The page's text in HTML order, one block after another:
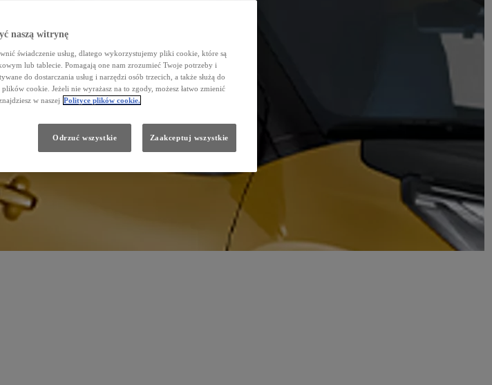
naszą witrynę
świadczenie usług, dlatego wykorzystujemy pliki cookie, które są
lub tablecie. Pomagają one nam zrozumieć Twoje potrzeby i
do dostarczania usług i narzędzi osób trzecich, a także służą do
cookie. Jeżeli nie wyrażasz na to zgody, możesz łatwo zmienić
w naszej Polityce plików cookie.
Odrzuć wszystkie Zaakceptuj wszystkie